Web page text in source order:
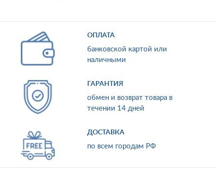
ОПЛАТА
банковской картой или
наличными
ГАРАНТИЯ
обмен и возврат товара в
течении 14 дней
ДОСТАВКА
по всем городам РФ